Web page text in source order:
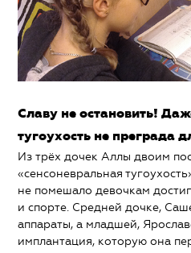
Славу не остановить!
тугоухость не преграда
Из трёх дочек Аллы двоим
«сенсоневральная
не помешало девочкам
и спорте. Средней дочке,
аппараты, а младшей,
имплантация, которую она